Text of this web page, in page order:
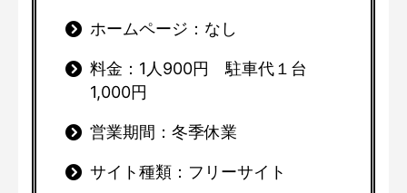
ホームページ：なし
料金：1人900円 駐車代１台
1,000円
営業期間：冬季休業
サイト種類：フリーサイト